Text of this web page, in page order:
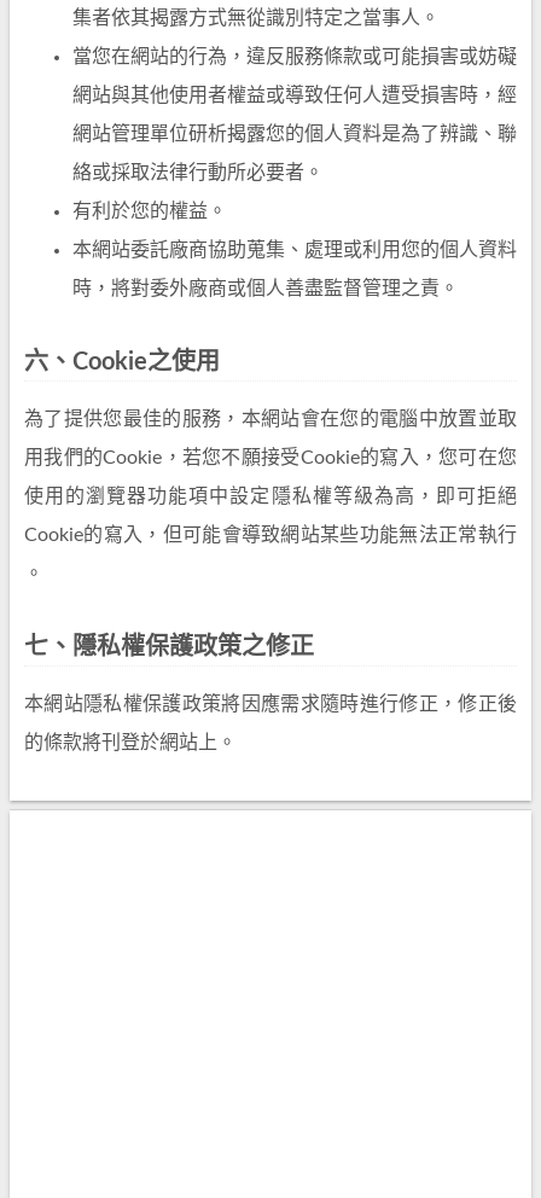
集者依其揭露方式無從識別特定之當事人。
當您在網站的行為，違反服務條款或可能損害或妨礙
網站與其他使用者權益或導致任何人遭受損害時，經
網站管理單位研析揭露您的個人資料是為了辨識、聯
絡或採取法律行動所必要者。
有利於您的權益。
本網站委託廠商協助蒐集、處理或利用您的個人資料
時，將對委外廠商或個人善盡監督管理之責。
六、Cookie之使用
為了提供您最佳的服務，本網站會在您的電腦中放置並取
用我們的Cookie，若您不願接受Cookie的寫入，您可在您
使用的瀏覽器功能項中設定隱私權等級為高，即可拒絕
Cookie的寫入，但可能會導致網站某些功能無法正常執行
。
七、隱私權保護政策之修正
本網站隱私權保護政策將因應需求隨時進行修正，修正後
的條款將刊登於網站上。